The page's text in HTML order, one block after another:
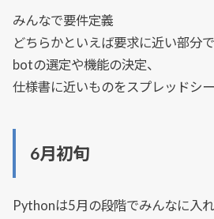
みんなで要件定義
どちらかといえば要求に近い部分
botの選定や機能の決定、
仕様書に近いものをスプレッドシ
6月初旬
Pythonは5月の段階でみんなに入